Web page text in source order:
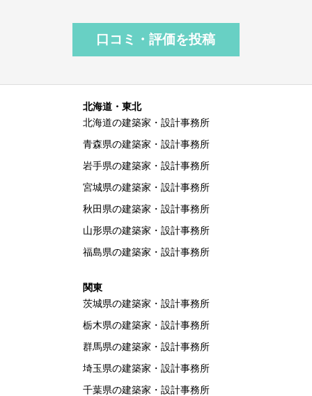
口コミ・評価を投稿
北海道・東北
北海道の建築家・設計事務所
青森県の建築家・設計事務所
岩手県の建築家・設計事務所
宮城県の建築家・設計事務所
秋田県の建築家・設計事務所
山形県の建築家・設計事務所
福島県の建築家・設計事務所
関東
茨城県の建築家・設計事務所
栃木県の建築家・設計事務所
群馬県の建築家・設計事務所
埼玉県の建築家・設計事務所
千葉県の建築家・設計事務所